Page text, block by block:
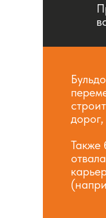
Также